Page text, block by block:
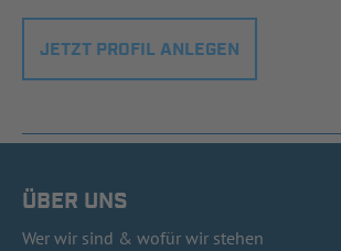
JETZT PROFIL ANLEGEN
ÜBER UNS
Wer wir sind & wofür wir stehen